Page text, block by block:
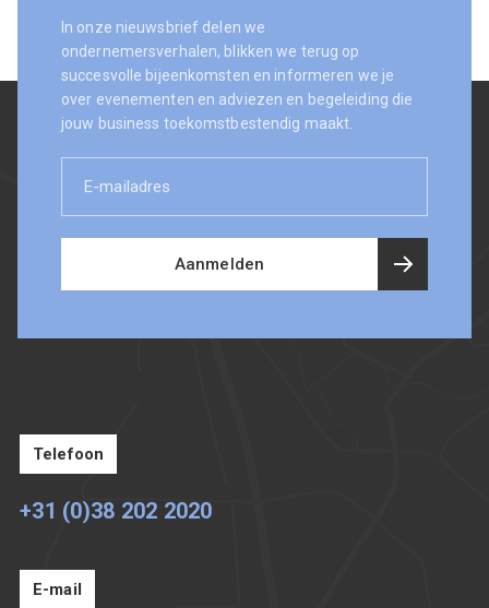
In onze nieuwsbrief delen we
ondernemersverhalen, blikken we terug op
succesvolle bijeenkomsten en informeren we je
over evenementen en adviezen en begeleiding die
jouw business toekomstbestendig maakt.
mailadres
Aanmelden
Telefoon
+31 (0)38 202 2020
E-mail